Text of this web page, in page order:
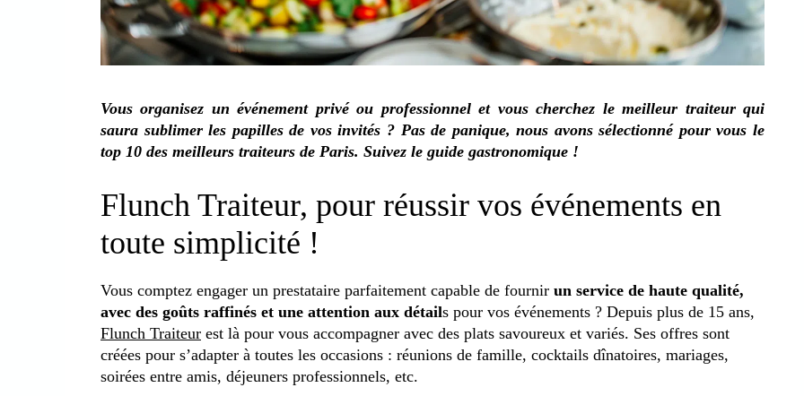
Vous organisez un événement privé ou professionnel et vous cherchez le meilleur traiteur qui
saura sublimer les papilles de vos invités ? Pas de panique, nous avons sélectionné pour vous le
top 10 des meilleurs traiteurs de Paris. Suivez le guide gastronomique !
Flunch Traiteur, pour réussir vos événements en
toute simplicité !
Vous comptez engager un prestataire parfaitement capable de fournir un service de haute qualité,
avec des goûts raffinés et une attention aux détails pour vos événements ? Depuis plus de 15 ans,
Flunch Traiteur est là pour vous accompagner avec des plats savoureux et variés. Ses offres sont
créées pour s’adapter à toutes les occasions : réunions de famille, cocktails dînatoires, mariages,
soirées entre amis, déjeuners professionnels, etc.